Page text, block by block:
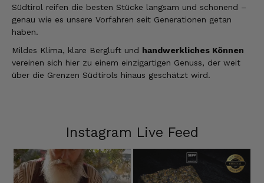
Südtirol reifen die besten Stücke langsam und schonend –
genau wie es unsere Vorfahren seit Generationen getan
haben.
Mildes Klima, klare Bergluft und handwerkliches Können
vereinen sich hier zu einem einzigartigen Genuss, der weit
über die Grenzen Südtirols hinaus geschätzt wird.
Instagram Live Feed